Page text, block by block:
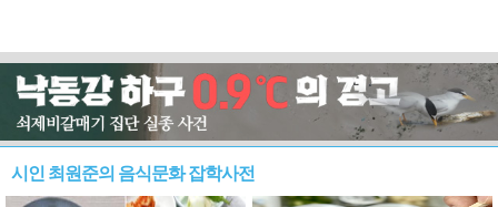
시인 최원준의 음식문화 잡학사전